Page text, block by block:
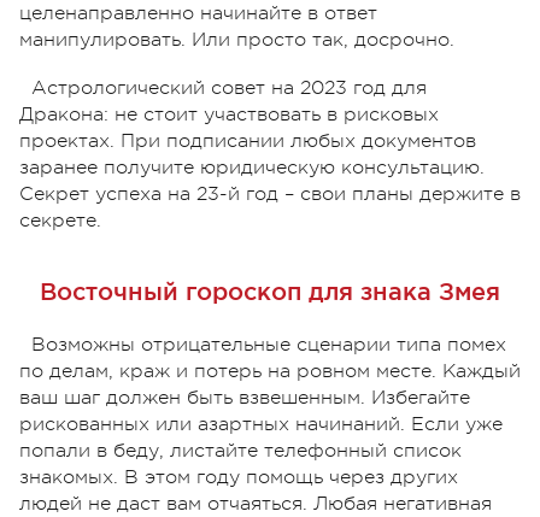
целенаправленно начинайте в ответ
манипулировать. Или просто так, досрочно.
Астрологический совет на 2023 год для
Дракона: не стоит участвовать в рисковых
проектах. При подписании любых документов
заранее получите юридическую консультацию.
Секрет успеха на 23-й год – свои планы держите в
секрете.
Восточный гороскоп для знака Змея
Возможны отрицательные сценарии типа помех
по делам, краж и потерь на ровном месте. Каждый
ваш шаг должен быть взвешенным. Избегайте
рискованных или азартных начинаний. Если уже
попали в беду, листайте телефонный список
знакомых. В этом году помощь через других
людей не даст вам отчаяться. Любая негативная